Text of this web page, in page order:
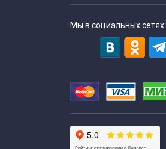
Мы в социальных сетях: